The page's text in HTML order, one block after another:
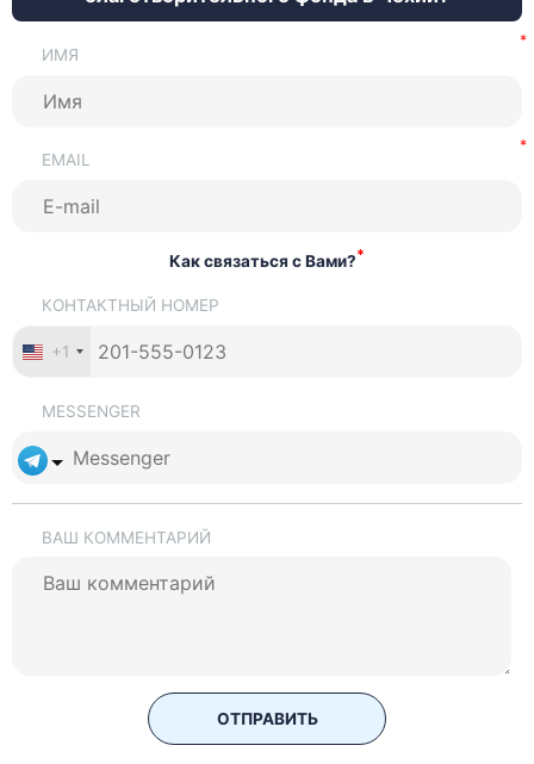
ИМЯ
EMAIL
Как связаться с Вами?*
КОНТАКТНЫЙ НОМЕР
+1
MESSENGER
ВАШ КОММЕНТАРИЙ
ОТПРАВИТЬ